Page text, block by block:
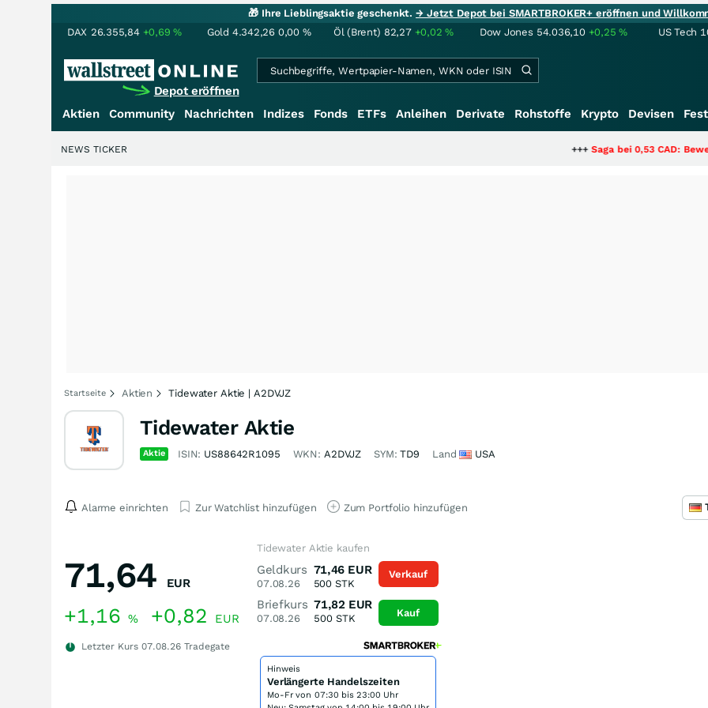
🎁 Ihre Lieblingsaktie geschenkt.→ Jetzt Depot bei SMARTBROKER+ eröffnen und
DAX 26.355,84 +0,69% Gold 4.342,26 0,00 % Öl (Brent) 82,27 +0,02% Dow Jones 54.036,10 +0,25% US Tech
Depot eröffnen
Aktien Community Nachrichten Indizes Fonds ETFs Anleihen Derivate Rohstoffe Krypto Devisen
Saga bei 0,53 CAD: Bewertet der
NEWS TICKER
Startseite Aktien Tidewater Aktie | A2DVJZ
Tidewater Aktie
Aktie ISIN: US88642R1095 WKN: A2DVJZ SYM:TD9 Land USA
Alarme einrichten Zur Watchlist hinzufügen Zum Portfolio hinzufügen
71,64 EUR
+1,16 % +0,82 EUR
Letzter Kurs 07.08.26 Tradegate
Tidewater Aktie kaufen
Geldkurs
07.08.26
71,46 EUR
500 STK
Briefkurs
07.08.26
71,82 EUR
500STK
Verkauf
Kauf
Hinweis
Verlängerte Handelszeiten
Mo-Fr von 07:30 bis 23:00 Uhr